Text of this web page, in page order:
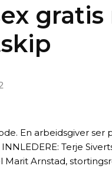
En arbeidsgiver ser
Terje
Marit Arnstad,